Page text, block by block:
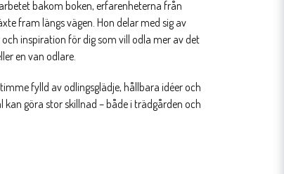
bakom boken, erfarenheterna från
fram längs vägen. Hon delar med sig av
inspiration för dig som vill odla mer av det
en van odlare.
fylld av odlingsglädje, hållbara idéer och
göra stor skillnad – både i trädgården och